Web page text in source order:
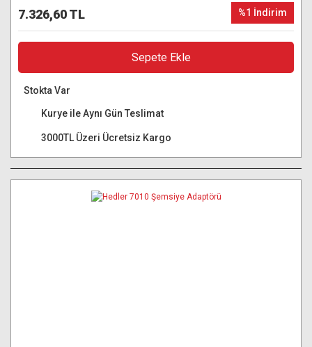
7.326,60 TL
%1 İndirim
Sepete Ekle
Stokta Var
Kurye ile Aynı Gün Teslimat
3000TL Üzeri Ücretsiz Kargo